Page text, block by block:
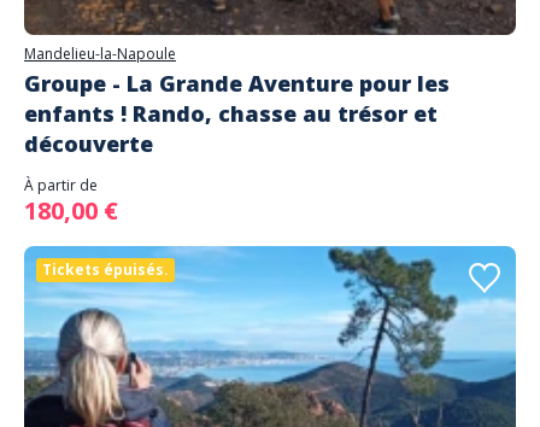
Mandelieu-la-Napoule
Groupe - La Grande Aventure pour les
enfants ! Rando, chasse au trésor et
découverte
À partir de
180,00 €
Tickets épuisés.